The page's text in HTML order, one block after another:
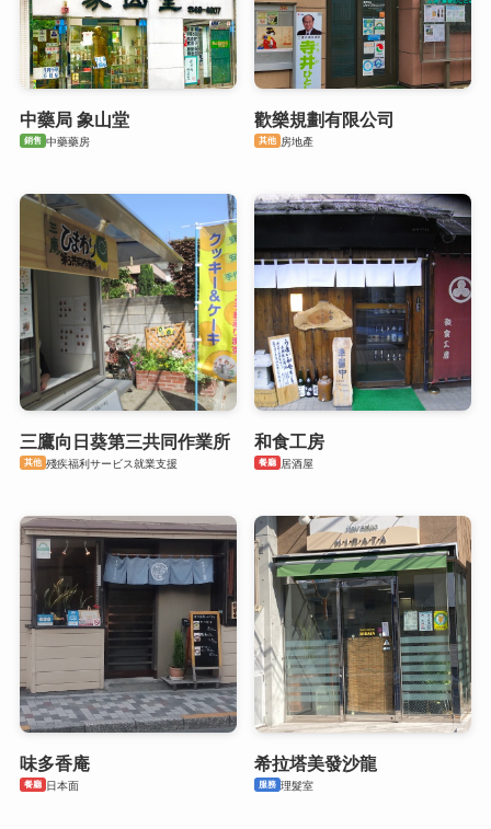
中藥局 象山堂
銷售 中藥藥房
歡樂規劃有限公司
其他 房地產
三鷹向日葵第三共同作業所
其他 殘疾福利サービス就業支援
和食工房
餐廳 居酒屋
味多香庵
餐廳 日本面
希拉塔美發沙龍
服務 理髮室